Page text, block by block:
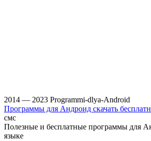
2014 — 2023 Programmi-dlya-Android
Программы для Андроид скачать
смс
Полезные и бесплатные программы для
языке